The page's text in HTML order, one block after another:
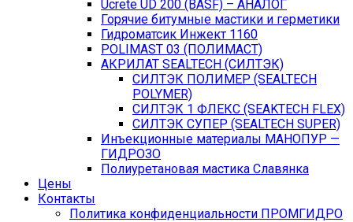
Ucrete UD 200 (BASF) – АНАЛОГ
Горячие битумные мастики и герметики
Гидроматсик Инжект 1160
POLIMAST 03 (ПОЛИМАСТ)
АКРИЛАТ SEALTECH (СИЛТЭК)
СИЛТЭК ПОЛИМЕР (SEALTECH
POLYMER)
СИЛТЭК 1 ФЛЕКС (SEAKTECH FLEX)
СИЛТЭК СУПЕР (SEALTECH SUPER)
Инъекционные материалы МАНОПУР —
ГИДРОЗО
Полиуретановая мастика Славянка
Цены
Контакты
Политика конфиденциальности ПРОМГИДРО